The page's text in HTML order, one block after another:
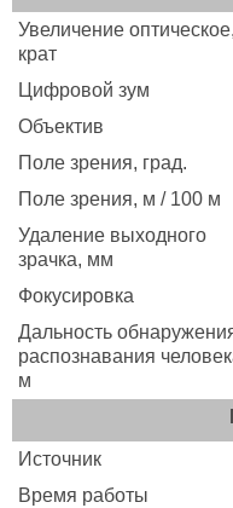
Увеличение оптическое,
крат
Цифровой зум
Объектив
Поле зрения, град.
Поле зрения, м / 100 м
Удаление выходного
зрачка, мм
Фокусировка
Дальность
распознавания
м
Источник
Время работы